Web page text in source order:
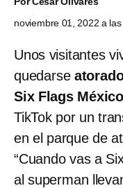
noviembre 01, 2022 a
Unos visitantes
quedarse
Six Flags México
TikTok por un
en el parque de
“Cuando vas a
al superman